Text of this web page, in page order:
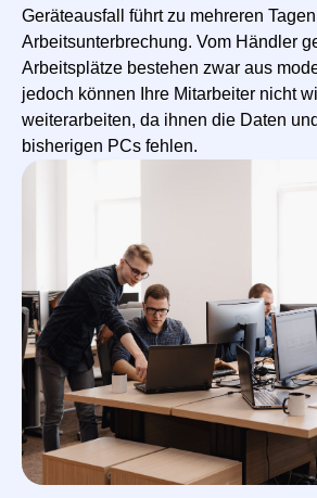
Geräteausfall führt zu mehreren Tagen
Arbeitsunterbrechung. Vom Händler
Arbeitsplätze bestehen zwar aus
jedoch können Ihre Mitarbeiter nicht
weiterarbeiten, da ihnen die Daten
bisherigen PCs fehlen.